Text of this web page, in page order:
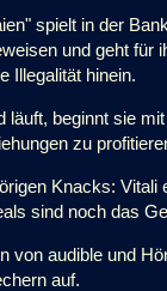
spielt in der
und geht
Illegalität hinein.
beginnt sie
zu
Knacks:
sind noch das
von audible und
auf.